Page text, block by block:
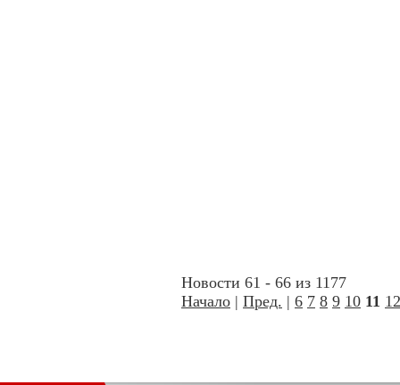
Новости 61 - 66 из 1177
Начало | Пред. | 6 7 8 9 10 11 12